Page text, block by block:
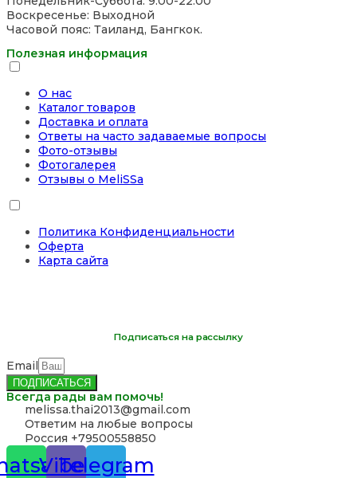
Воскресенье: Выходной
Часовой пояс: Таиланд, Бангкок.
Полезная информация
О нас
Каталог товаров
Доставка и оплата
Ответы на часто задаваемые вопросы
Фото-отзывы
Фотогалерея
Отзывы о MeliSSa
Политика Конфиденциальности
Оферта
Карта сайта
Подписаться на рассылку
Email
ПОДПИСАТЬСЯ
Всегда рады вам помочь!
‪melissa.thai2013@gmail.com
Ответим на любые вопросы
Россия +79500558850
Viber
Telegram